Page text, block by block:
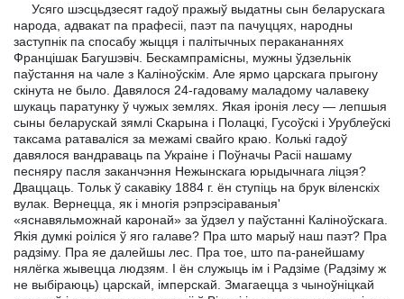
Усяго шэсцьдзесят гадоў пражыў выдатны сын беларускага
народа, адвакат па прафесіі, паэт па пачуццях, народны
заступнік па спосабу жыцця і палітычных перакананнях
Францішак Багушэвіч. Бескампрамісны, мужны ўдзельнік
паўстання на чале з Каліноўскім. Але ярмо царскага прыгону
скінута не было. Давялося 24-гадоваму маладому чалавеку
шукаць паратунку ў чужых землях. Якая іронія лесу — лепшыя
сыны беларускай зямлі Скарына і Полацкі, Гусоўскі і Урублеўскі
таксама ратаваліся за межамі свайго краю. Колькі гадоў
давялося вандраваць па Украіне і Поўначы Расіі нашаму
песняру пасля заканчэння Нежынскага юрыдычнага ліцэя?
Дваццаць. Тольк ў сакавіку 1884 г. ён ступіць на брук віленскіх
вулак. Вернецца, як і многія рэпрэсіраваныя'
«яснавяльможнай каронай» за ўдзел у паўстанні Каліноўскага.
Якія думкі роіліся ў яго галаве? Пра што марыў наш паэт? Пра
радзіму. Пра яе далейшы лес. Пра тое, што па-ранейшаму
нялёгка жывецца людзям. I ён служыць ім і Радзіме (Радзіму ж
не выбіраюць) царскай, імперскай. Змагаецца з чыноўніцкай